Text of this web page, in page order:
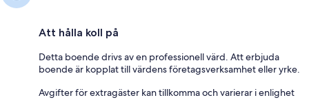
Att hålla koll på
Detta boende drivs av en professionell värd. Att erbjuda
boende är kopplat till värdens företagsverksamhet eller yrke.
Avgifter för extragäster kan tillkomma och varierar i enlighet